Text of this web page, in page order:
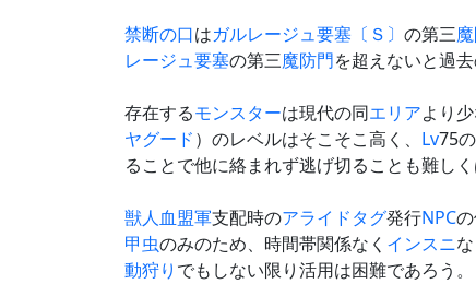
禁断の口はガルレージュ要塞〔Ｓ〕 の第三
レージュ要塞の第三魔防門を超えないと過
存在するモンスターは現代の同エリアより少
ヤグード）のレベルはそこそこ高く、 Lv75の
ることで他に絡まれず逃げ切ることも難し
獣人血盟軍支配時のアライドタグ発行NPC
甲虫のみのため、時間帯関係なく インスニ
動狩り でもしない限り活用は困難であろう。